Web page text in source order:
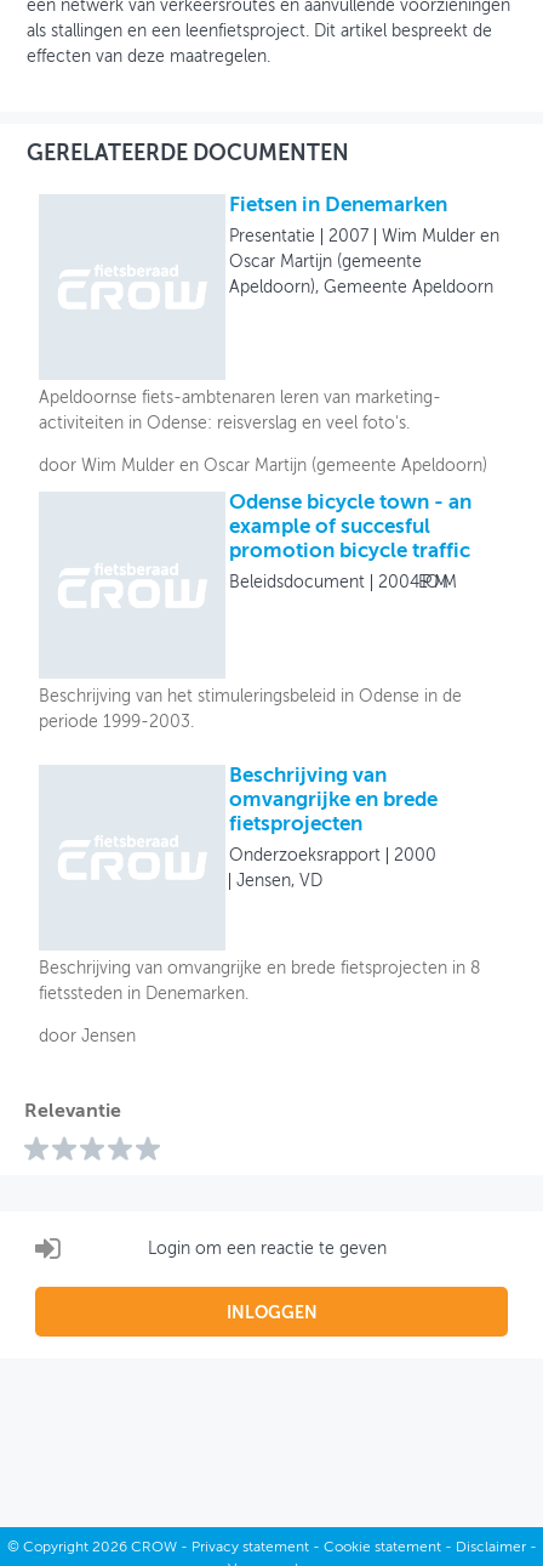
een netwerk van verkeersroutes en aanvullende voorzieningen
als stallingen en een leenfietsproject. Dit artikel bespreekt de
effecten van deze maatregelen.
GERELATEERDE DOCUMENTEN
Fietsen in Denemarken
Presentatie 2007
Wim Mulder en
Oscar Martijn (gemeente
Apeldoorn), Gemeente Apeldoorn
Apeldoornse fiets-ambtenaren leren van marketing-
activiteiten in Odense: reisverslag en veel foto's.
door Wim Mulder en Oscar Martijn (gemeente Apeldoorn)
Odense bicycle town - an
example of succesful
promotion bicycle traffic
Beleidsdocument 2004EPOMM
Beschrijving van het stimuleringsbeleid in Odense in de
periode 1999-2003.
Beschrijving van
omvangrijke en brede
fietsprojecten
Onderzoeksrapport
2000
Jensen, VD
Beschrijving van omvangrijke en brede fietsprojecten in 8
fietssteden in Denemarken.
door Jensen
Relevantie
Login om een reactie te geven
INLOGGEN
© Copyright2026 CROW - Privacy statement- Cookie statement- Disclaimer-